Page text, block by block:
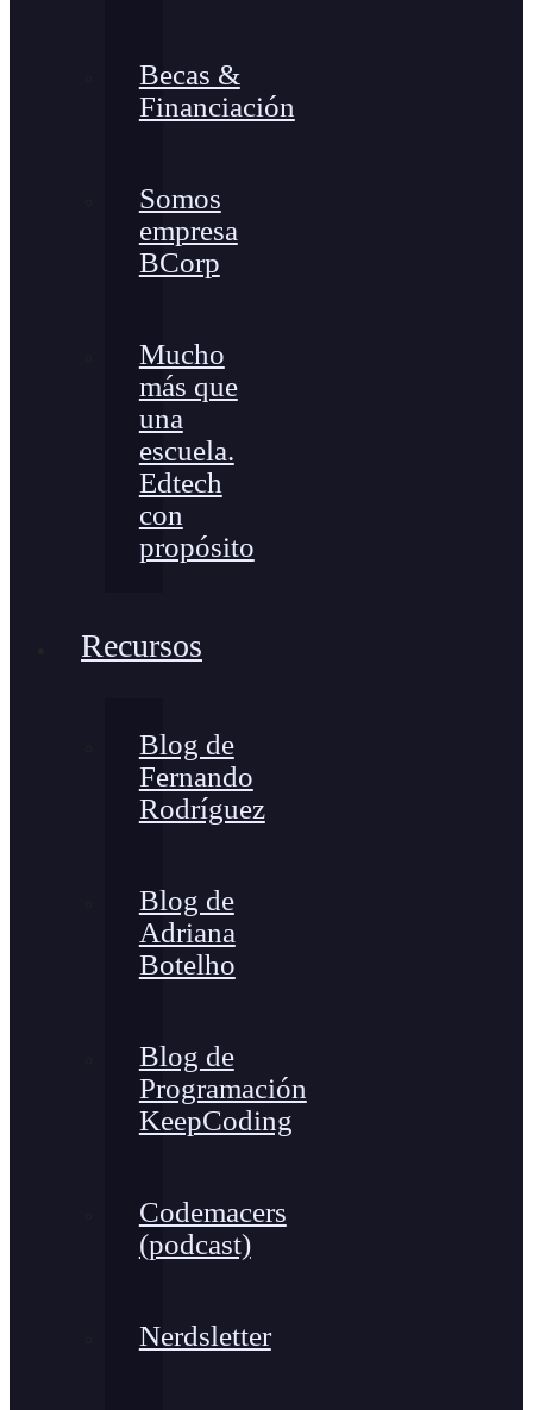
Becas &
Financiación
Somos
empresa
BCorp
Mucho
más que
una
escuela.
Edtech
con
propósito
Recursos
Blog de
Fernando
Rodríguez
Blog de
Adriana
Botelho
Blog de
Programación
KeepCoding
Codemacers
(podcast)
Nerdsletter